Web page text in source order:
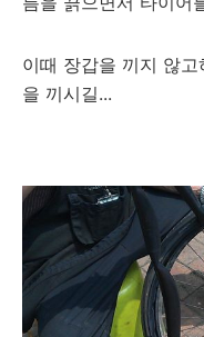
이때 장갑을 끼지 않
을 끼시길...